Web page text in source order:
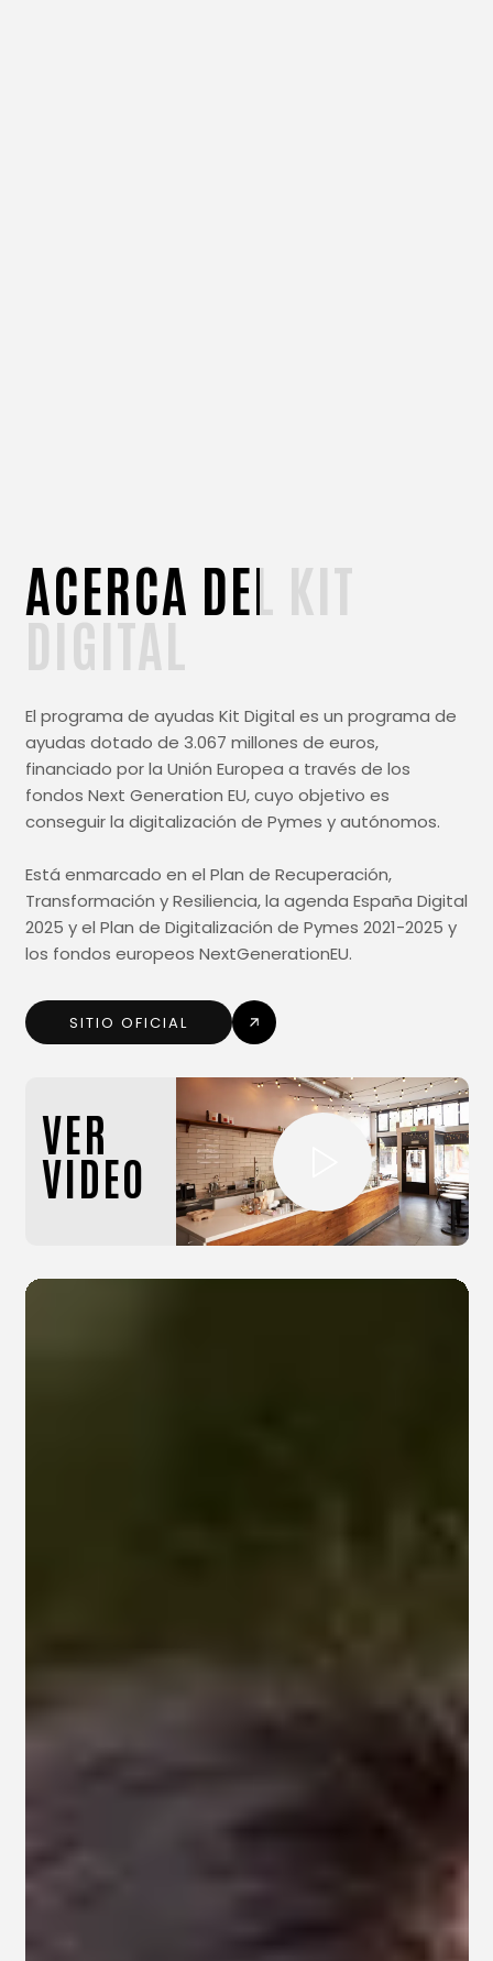
ACERCA DEL KIT
DIGITAL
El programa de ayudas Kit Digital es un programa de
ayudas dotado de 3.067 millones de euros,
financiado por la Unión Europea a través de los
fondos Next Generation EU, cuyo objetivo es
conseguir la digitalización de Pymes y autónomos.
Está enmarcado en el Plan de Recuperación,
Transformación y Resiliencia, la agenda España Digital
2025 y el Plan de Digitalización de Pymes 2021-2025 y
los fondos europeos NextGenerationEU.
SITIO OFICIAL
VER
VIDEO